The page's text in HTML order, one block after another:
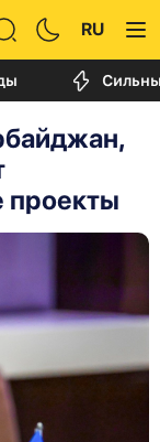
RU
Сильный
проекты